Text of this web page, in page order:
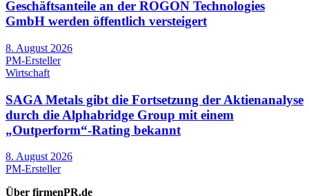
Geschäftsanteile an der ROGON Technologies
GmbH werden öffentlich versteigert
8. August 2026
PM-Ersteller
Wirtschaft
SAGA Metals gibt die Fortsetzung der Aktienanalyse
durch die Alphabridge Group mit einem
„Outperform“-Rating bekannt
8. August 2026
PM-Ersteller
Über firmenPR.de